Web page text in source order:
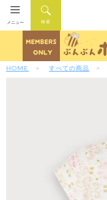
検索
メニュー
HOME すべての商品